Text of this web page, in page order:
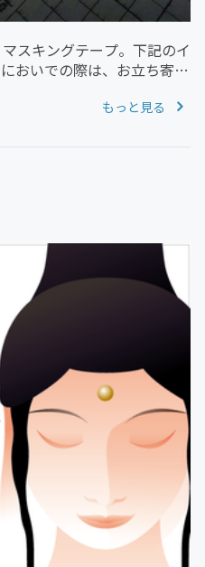
スキングテープ。下記のイ
おいでの際は、お立ち寄り
もっと見る